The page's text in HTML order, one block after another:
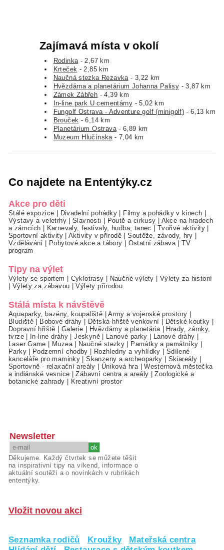
Zajímavá místa v okolí
Rodinka - 2,67 km
Krteček - 2,85 km
Naučná stezka Rezavka - 3,22 km
Hvězdárna a planetárium Johanna Palisy - 3,87 km
Zámek Zábřeh - 4,39 km
In-line park U cementárny - 5,02 km
Fungolf Ostrava - Adventure golf (minigolf) - 6,13 km
Brouček - 6,14 km
Planetárium Ostrava- 6,89 km
Muzeum Hlučínska - 7,04 km
Co najdete na Ententýky.cz
Akce pro děti
Stálé expozice Divadelní pohádky Filmy a pohádky v kinech
Výstavy a veletrhy|Slavnosti Poutě a cirkusy
Akce na hradech
a zámcích
Karnevaly, festivaly, hudba, tanec Tvořivé aktivity
Sportovní aktivity|Aktivity v přírodě |Soutěže, závody, hry
Vzdělávání
Pobytové akce a tábory Ostatní zábava|TV
program
Tipy na výlet
Výlety se sportem Cyklotrasy Naučné výlety
Výlety za historií
Výlety za zábavou |Výlety přírodou
Stálá místa k návštěvě
Aquaparky, bazény, koupaliště |Army a vojenské prostory
Bludiště
Bobové dráhy Dětská hřiště venkovní Dětské koutky
Dopravní hřiště
Galerie Hvězdárny a planetária|
Hrady, zámky,
tvrze| In-line dráhy |Jeskyně| Lanové parky Lanové dráhy
Laser Game
Muzea| Naučné stezky Památky a památníky
Parky| Podzemní chodby Rozhledny a vyhlídky
Sdílené
kanceláře pro maminky |Skanzeny a archeoparky Skiareály
Sportovně - relaxační areály
Úniková hra|Westernová městečka
a indiánské vesnice |Zábavní centra a areály |Zoologické a
botanické zahrady
Kreativní prostor
Newsletter
Děkujeme. Každý čtvrtek se můžete těšit
na inspirativní tipy na víkend, informace o
aktuální soutěži a o novinkách v rubrikách
ententýky.
Vložit novou akci
Seznamka rodičů Kroužky
Mateřská centra